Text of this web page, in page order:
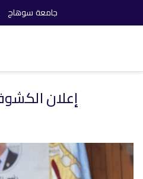
جامعة سوهاج
كلية
الاصطناعي
إعلان